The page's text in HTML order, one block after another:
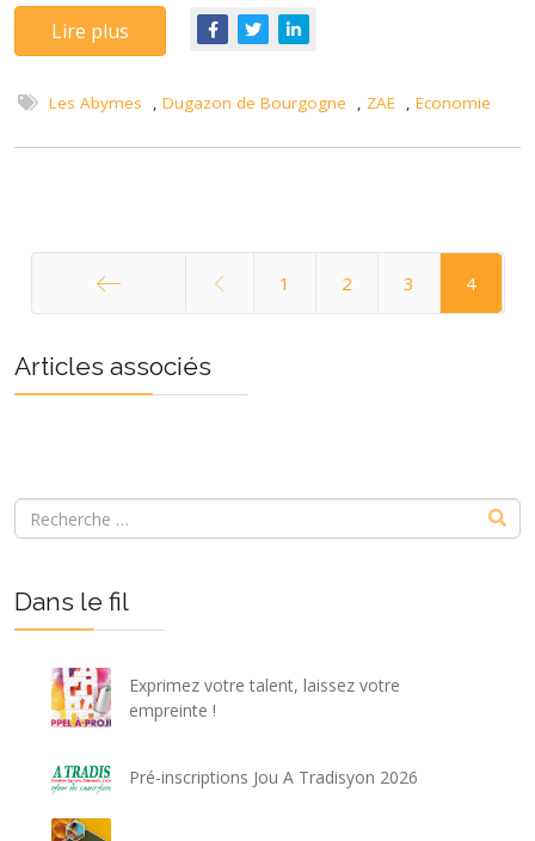
Lire plus
Les Abymes , Dugazon de Bourgogne , ZAE , Economie
1 2 3 4
Articles associés
Dans le fil
Exprimez votre talent, laissez votre
empreinte !
Pré-inscriptions Jou A Tradisyon 2026